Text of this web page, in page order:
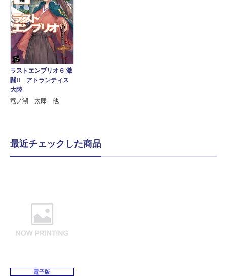
ラストエンブリオ６ 激
闘!! アトランティス
大陸
竜ノ湖 太郎 他
最近チェックした商品
電子版